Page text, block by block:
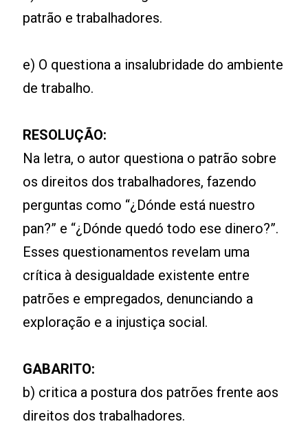
patrão e trabalhadores.
e) O questiona a insalubridade do ambiente
de trabalho.
RESOLUÇÃO:
Na letra, o autor questiona o patrão sobre
os direitos dos trabalhadores, fazendo
perguntas como “¿Dónde está nuestro
pan?” e “¿Dónde quedó todo ese dinero?”.
Esses questionamentos revelam uma
crítica à desigualdade existente entre
patrões e empregados, denunciando a
exploração e a injustiça social.
GABARITO:
b) critica a postura dos patrões frente aos
direitos dos trabalhadores.